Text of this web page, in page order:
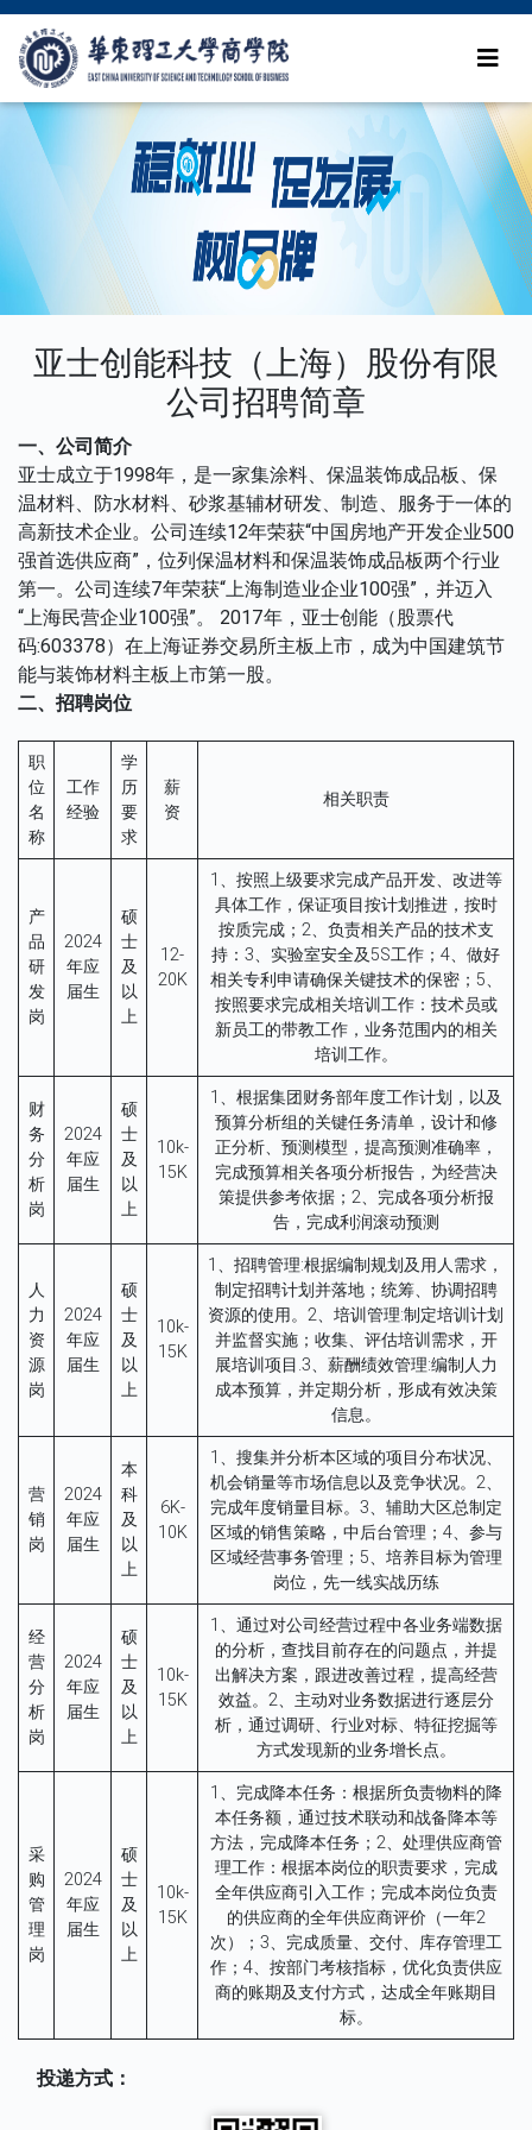
亚士创能科技（上海）股份有限
公司招聘简章
一、公司简介
亚士成立于1998年，是一家集涂料、保温装饰成品板、保
温材料、防水材料、砂浆基辅材研发、制造、服务于一体的
高新技术企业。公司连续12年荣获“中国房地产开发企业500
强首选供应商”，位列保温材料和保温装饰成品板两个行业
第一。公司连续7年荣获“上海制造业企业100强”，并迈入
“上海民营企业100强”。 2017年，亚士创能（股票代
码:603378）在上海证券交易所主板上市，成为中国建筑节
能与装饰材料主板上市第一股。
二、招聘岗位
职
位
名
称
工作
经验
学
历
要
求
薪
资
相关职责
产
品
研
发
岗
2024
年应
届生
硕
士
及
以
上
12-
20K
1、按照上级要求完成产品开发、改进等
具体工作，保证项目按计划推进，按时
按质完成；2、负责相关产品的技术支
持：3、实验室安全及5S工作；4、做好
相关专利申请确保关键技术的保密；5、
按照要求完成相关培训工作：技术员或
新员工的带教工作，业务范围内的相关
培训工作。
财
务
分
析
岗
2024
年应
届生
硕
士
及
以
上
10k-
15K
1、根据集团财务部年度工作计划，以及
预算分析组的关键任务清单，设计和修
正分析、预测模型，提高预测准确率，
完成预算相关各项分析报告，为经营决
策提供参考依据；2、完成各项分析报
告，完成利润滚动预测
人
力
资
源
岗
2024
年应
届生
硕
士
及
以
上
10k-
15K
1、招聘管理:根据编制规划及用人需求，
制定招聘计划并落地；统筹、协调招聘
资源的使用。2、培训管理:制定培训计划
并监督实施；收集、评估培训需求，开
展培训项目.3、薪酬绩效管理:编制人力
成本预算，并定期分析，形成有效决策
信息。
营
销
岗
2024
年应
届生
本
科
及
以
上
6K-
10K
1、搜集并分析本区域的项目分布状况、
机会销量等市场信息以及竞争状况。2、
完成年度销量目标。3、辅助大区总制定
区域的销售策略，中后台管理；4、参与
区域经营事务管理；5、培养目标为管理
岗位，先一线实战历练
经
营
分
析
岗
2024
年应
届生
硕
士
及
以
上
10k-
15K
1、通过对公司经营过程中各业务端数据
的分析，查找目前存在的问题点，并提
出解决方案，跟进改善过程，提高经营
效益。2、主动对业务数据进行逐层分
析，通过调研、行业对标、特征挖掘等
方式发现新的业务增长点。
采
购
管
理
岗
2024
年应
届生
硕
士
及
以
上
10k-
15K
1、完成降本任务：根据所负责物料的降
本任务额，通过技术联动和战备降本等
方法，完成降本任务；2、处理供应商管
理工作：根据本岗位的职责要求，完成
全年供应商引入工作；完成本岗位负责
的供应商的全年供应商评价（一年2
次）；3、完成质量、交付、库存管理工
作；4、按部门考核指标，优化负责供应
商的账期及支付方式，达成全年账期目
标。
投递方式 ：